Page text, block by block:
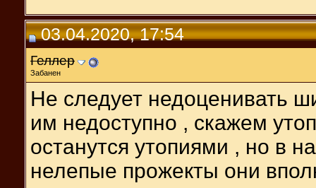
03.04.2020, 17:54
Геллер
Забанен
Не следует недоценивать
им недоступно , скажем
останутся утопиями , но в
нелепые прожекты они